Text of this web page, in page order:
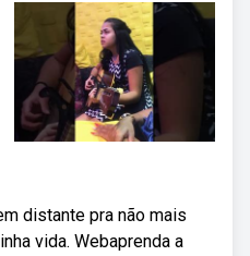
distante pra não mais
vida. Webaprenda a